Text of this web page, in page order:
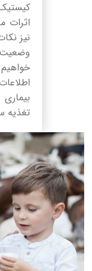
اثرات
نیز
تغذیه